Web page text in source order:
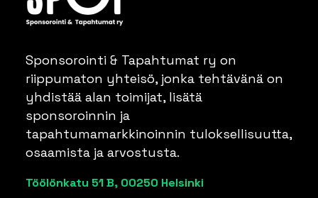
Sponsorointi & Tapahtumat ry on
riippumaton yhteisö, jonka tehtävänä on
yhdistää alan toimijat, lisätä
sponsoroinnin ja
tapahtumamarkkinoinnin tuloksellisuutta,
osaamista ja arvostusta.
Töölönkatu 51 B, 00250 Helsinki